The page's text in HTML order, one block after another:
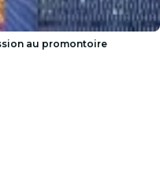
au promontoire